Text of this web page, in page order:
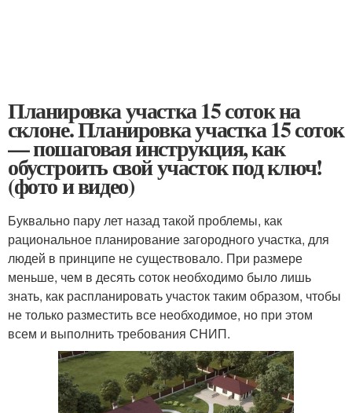
Планировка участка 15 соток на
склоне. Планировка участка 15 соток
— пошаговая инструкция, как
обустроить свой участок под ключ!
(фото и видео)
Буквально пару лет назад такой проблемы, как
рациональное планирование загородного участка, для
людей в принципе не существовало. При размере
меньше, чем в десять соток необходимо было лишь
знать, как распланировать участок таким образом, чтобы
не только разместить все необходимое, но при этом
всем и выполнить требования СНИП.